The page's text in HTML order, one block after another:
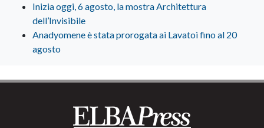
Inizia oggi, 6 agosto, la mostra Architettura
dell’Invisibile
Anadyomene è stata prorogata ai Lavatoi fino al 20
agosto